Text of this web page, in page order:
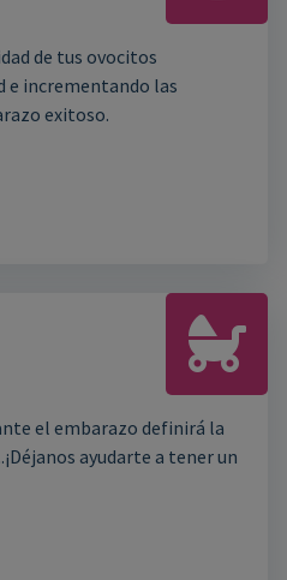
de tus ovocitos
incrementando las
exitoso.
el embarazo definirá la
ayudarte a tener un